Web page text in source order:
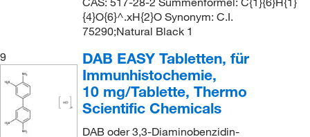
{4}O{6}^.xH{2}O Synonym: C.I.
75290;Natural Black 1
9
DAB EASY Tabletten, für
Immunhistochemie,
10 mg/Tablette, Thermo
Scientific Chemicals
DAB oder 3,3-Diaminobenzidin-